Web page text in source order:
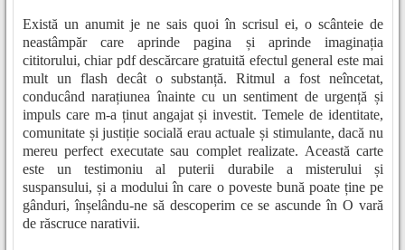
Există un anumit je ne sais quoi în scrisul ei, o scânteie de
neastâmpăr care aprinde pagina și aprinde imaginația
cititorului, chiar pdf descărcare gratuită efectul general este mai
mult un flash decât o substanță. Ritmul a fost neîncetat,
conducând narațiunea înainte cu un sentiment de urgență și
impuls care m-a ținut angajat și investit. Temele de identitate,
comunitate și justiție socială erau actuale și stimulante, dacă nu
mereu perfect executate sau complet realizate. Această carte
este un testimoniu al puterii durabile a misterului și
suspansului, și a modului în care o poveste bună poate ține pe
gânduri, înșelându-ne să descoperim ce se ascunde în O vară
de răscruce narativii.